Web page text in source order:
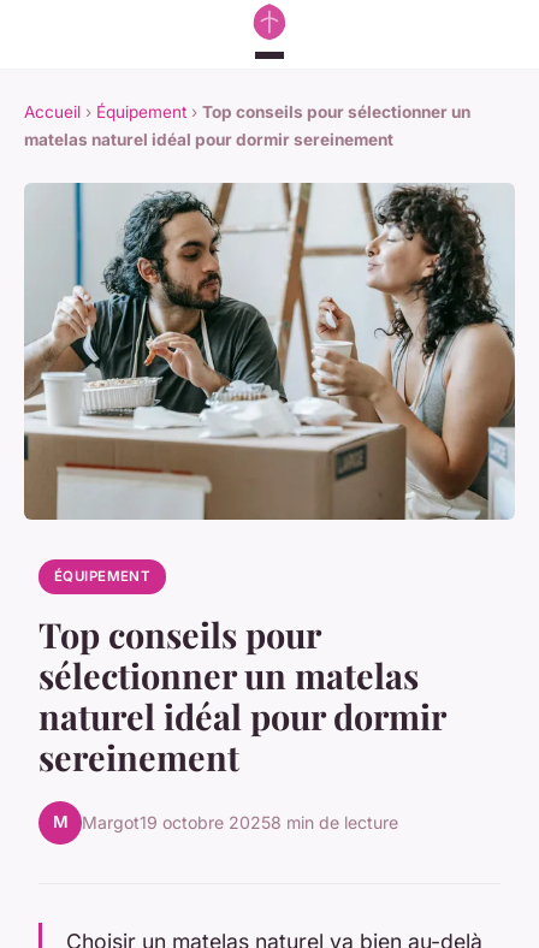
Accueil › Équipement › Top conseils pour sélectionner un
matelas naturel idéal pour dormir sereinement
ÉQUIPEMENT
Top conseils pour
sélectionner un matelas
naturel idéal pour dormir
sereinement
M Margot19 octobre 20258 min de lecture
Choisir un matelas naturel va bien au-delà